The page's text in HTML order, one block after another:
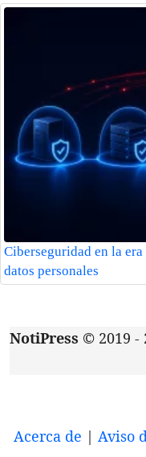
Ciberseguridad en la
datos personales
NotiPress © 2019 -
Acerca de | Aviso